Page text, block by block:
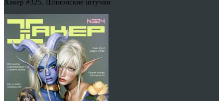
Хакер #325. Шпионские штучки